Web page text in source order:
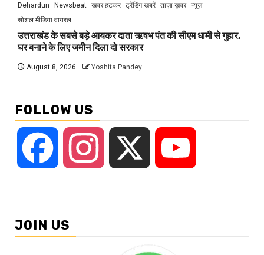
Dehardun Newsbeat खबर हटकर ट्रेंडिंग खबरें ताज़ा ख़बर न्यूज़
सोशल मीडिया वायरल
उत्तराखंड के सबसे बड़े आयकर दाता ऋषभ पंत की सीएम धामी से गुहार,
घर बनाने के लिए जमीन दिला दो सरकार
August 8, 2026 Yoshita Pandey
FOLLOW US
Facebook Instagram
JOIN US